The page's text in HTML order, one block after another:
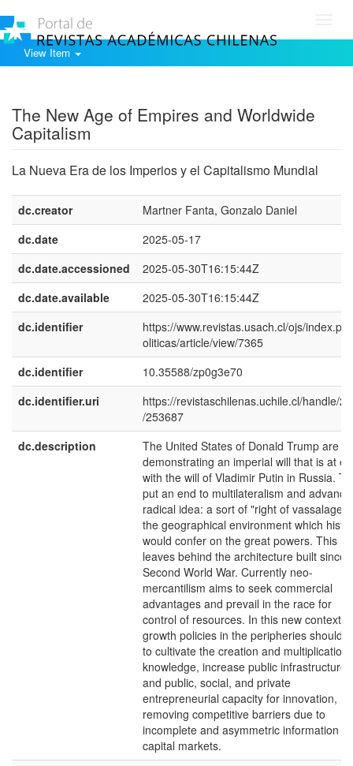
View Item
The New Age of Empires and Worldwide
Capitalism
La Nueva Era de los Imperios y el Capitalismo Mundial
dc.creator
Martner Fanta, Gonzalo Daniel
dc.date
2025-05-17
dc.date.accessioned
2025-05-30T16:15:44Z
dc.date.available
2025-05-30T16:15:44Z
dc.identifier
https://www.revistas.usach.cl/ojs/
oliticas/article/view/7365
dc.identifier
10.35588/zp0g3e70
dc.identifier.uri
https://revistaschilenas.uchile.cl/handle/
/253687
dc.description
The United States of Donald Trump are
demonstrating an imperial will that is at
with the will of Vladimir Putin in Russia.
put an end to multilateralism and
radical idea: a sort of "right of vassalage"
the geographical environment which
would confer on the great powers. This
leaves behind the architecture built since
Second World War. Currently neo-
mercantilism aims to seek commercial
advantages and prevail in the race for
control of resources. In this new context,
growth policies in the peripheries should
to cultivate the creation and multiplication
knowledge, increase public infrastructure
and public, social, and private
entrepreneurial capacity for innovation,
removing competitive barriers due to
incomplete and asymmetric information in
capital markets.